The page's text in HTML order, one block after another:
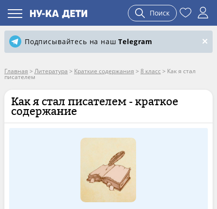
Поиск
Подписывайтесь на нашTelegram
Главная > Литература > Краткие содержания > 8 класс > Как я стал
писателем
Как я стал писателем - краткое
содержание